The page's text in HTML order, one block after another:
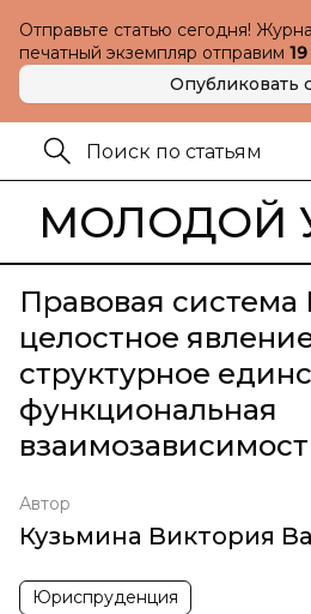
Отправьте статью сегодня!
печатный экземпляр отправим
Опубликовать
МОЛОДОЙ
Правовая система
целостное
структурное
функциональная
Автор
Кузьмина Виктория
Юриспруденция